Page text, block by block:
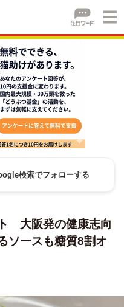
検索でフォローする
大阪発の健康志向
ソースも糖質8割オ